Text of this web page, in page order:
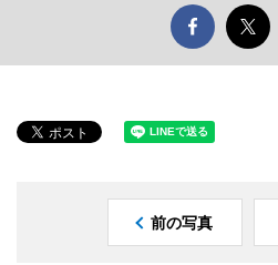
前の写真